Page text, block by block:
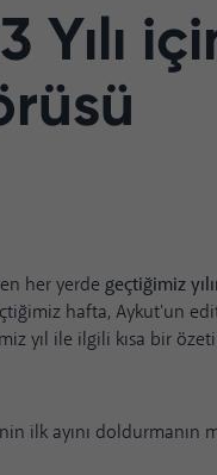
Yılı
her yerdegeçtiğimiz
hafta,Aykut'un
yıl ile ilgili kısa bir
ilk ayını doldurmanın